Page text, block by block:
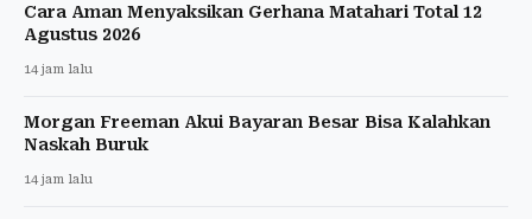
Cara Aman Menyaksikan Gerhana Matahari Total 12
Agustus 2026
14 jam lalu
Morgan Freeman Akui Bayaran Besar Bisa Kalahkan
Naskah Buruk
14 jam lalu